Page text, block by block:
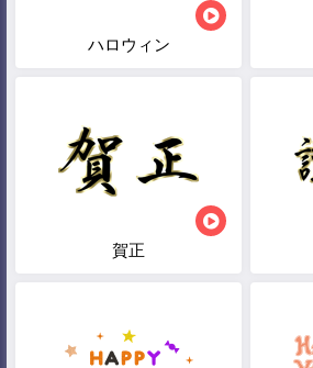
ハロウィン
賀正